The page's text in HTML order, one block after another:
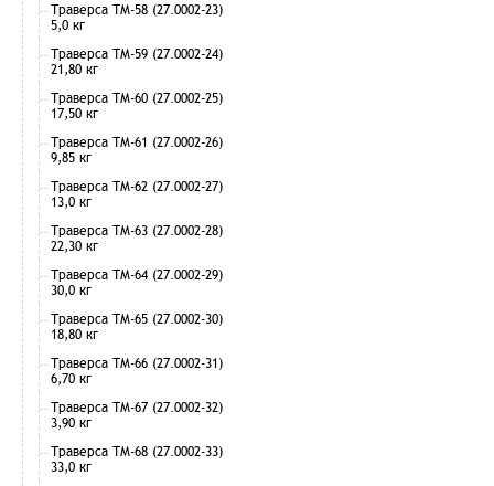
Траверса ТМ-58 (27.0002-23)
5,0 кг
Траверса ТМ-59 (27.0002-24)
21,80 кг
Траверса ТМ-60 (27.0002-25)
17,50 кг
Траверса ТМ-61 (27.0002-26)
9,85 кг
Траверса ТМ-62 (27.0002-27)
13,0 кг
Траверса ТМ-63 (27.0002-28)
22,30 кг
Траверса ТМ-64 (27.0002-29)
30,0 кг
Траверса ТМ-65 (27.0002-30)
18,80 кг
Траверса ТМ-66 (27.0002-31)
6,70 кг
Траверса ТМ-67 (27.0002-32)
3,90 кг
Траверса ТМ-68 (27.0002-33)
33,0 кг